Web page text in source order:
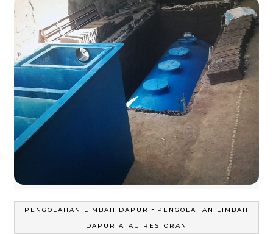
PENGOLAHAN LIMBAH DAPUR - PENGOLAHAN LIMBAH
DAPUR ATAU RESTORAN